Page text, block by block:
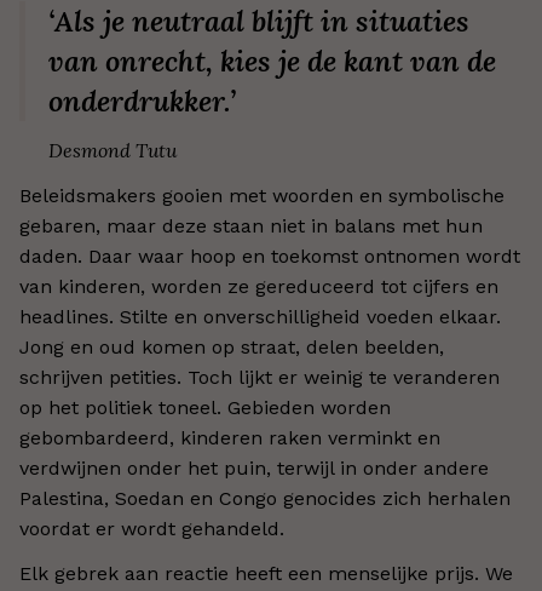
‘Als je neutraal blijft in situaties
van onrecht, kies je de kant van de
onderdrukker.’
Desmond Tutu
Beleidsmakers gooien met woorden en symbolische
gebaren, maar deze staan niet in balans met hun
daden. Daar waar hoop en toekomst ontnomen wordt
van kinderen, worden ze gereduceerd tot cijfers en
headlines. Stilte en onverschilligheid voeden elkaar.
Jong en oud komen op straat, delen beelden,
schrijven petities. Toch lijkt er weinig te veranderen
op het politiek toneel. Gebieden worden
gebombardeerd, kinderen raken verminkt en
verdwijnen onder het puin, terwijl in onder andere
Palestina, Soedan en Congo genocides zich herhalen
voordat er wordt gehandeld.
Elk gebrek aan reactie heeft een menselijke prijs. We